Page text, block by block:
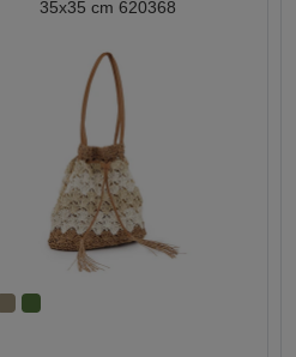
35x35 cm 620368